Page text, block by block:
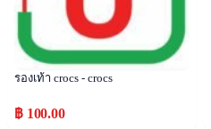
รองเท้า crocs - crocs
฿ 100.00